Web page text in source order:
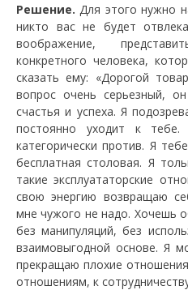
Решение. Для этого нужно
никто вас не будет
воображение,
конкретного человека,
сказать ему: «Дорогой
вопрос очень серьезный,
счастья и успеха. Я
постоянно уходит к
категорически против. Я
бесплатная столовая. Я
такие эксплуататорские
свою энергию возвращаю
мне чужого не надо. Хочешь
без манипуляций, без
взаимовыгодной основе. Я
прекращаю плохие
отношениям, к